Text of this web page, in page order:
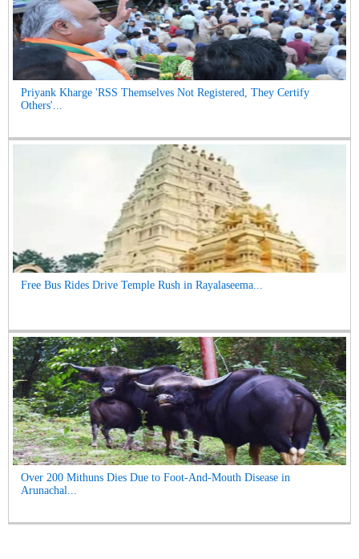
Priyank Kharge 'RSS Themselves Not Registered, They Certify
Others'...
Free Bus Rides Drive Temple Rush in Rayalaseema...
Over 200 Mithuns Dies Due to Foot-And-Mouth Disease in
Arunachal...